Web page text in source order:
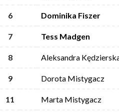
6 Dominika Fiszer
7 Tess Madgen
8 Aleksandra
9 Dorota Mistygacz
11 Marta Mistygacz
6 Dominika Fiszer
7 Tess Madgen
8 Aleksandra
9 Dorota Mistygacz
11 Marta Mistygacz